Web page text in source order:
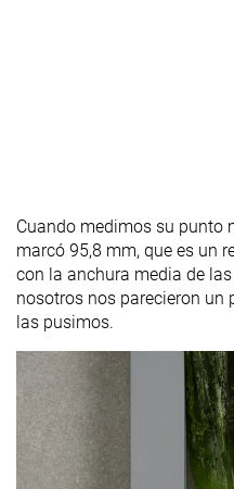
Cuando medimos su punto
marcó 95,8 mm, que es un
con la anchura media de
nosotros nos parecieron
las pusimos.